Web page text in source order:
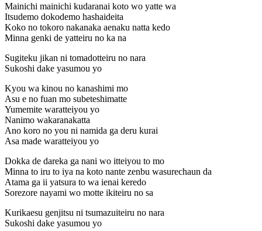
Mainichi mainichi kudaranai koto wo yatte wa
Itsudemo dokodemo hashaideita
Koko no tokoro nakanaka aenaku natta kedo
Minna genki de yatteiru no ka na
Sugiteku jikan ni tomadotteiru no nara
Sukoshi dake yasumou yo
Kyou wa kinou no kanashimi mo
Asu e no fuan mo subeteshimatte
Yumemite waratteiyou yo
Nanimo wakaranakatta
Ano koro no you ni namida ga deru kurai
Asa made waratteiyou yo
Dokka de dareka ga nani wo itteiyou to mo
Minna to iru to iya na koto nante zenbu wasurechaun da
Atama ga ii yatsura to wa ienai keredo
Sorezore nayami wo motte ikiteiru no sa
Kurikaesu genjitsu ni tsumazuiteiru no nara
Sukoshi dake yasumou yo